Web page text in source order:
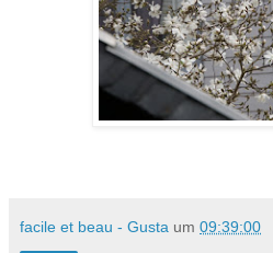
facile et beau - Gusta um 09:39:00